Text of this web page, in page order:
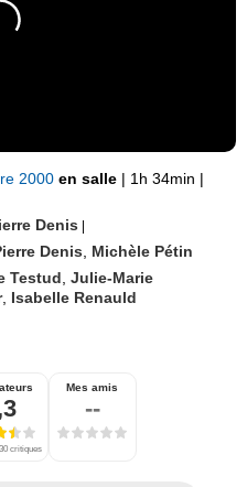
2000en salle | 1h 34min |
Denis |
Denis
Michèle Pétin
Testud ,Julie-Marie
, Isabelle Renauld
critiques
Mes amis
--